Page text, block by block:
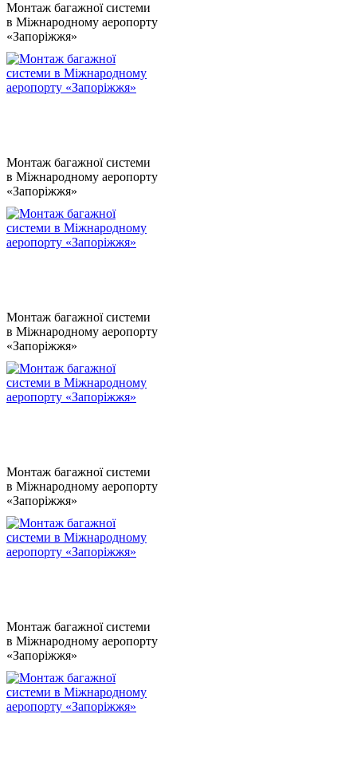
Монтаж багажної системи
в Міжнародному аеропорту
«Запоріжжя»
Монтаж багажної системи
в Міжнародному аеропорту
«Запоріжжя»
Монтаж багажної системи
в Міжнародному аеропорту
«Запоріжжя»
Монтаж багажної системи
в Міжнародному аеропорту
«Запоріжжя»
Монтаж багажної системи
в Міжнародному аеропорту
«Запоріжжя»